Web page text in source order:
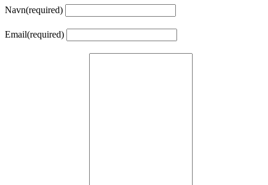
Navn(required)
Email(required)